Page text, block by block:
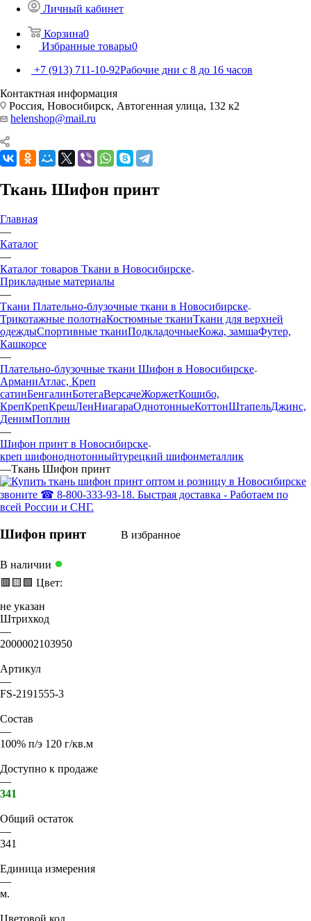
Личный кабинет
Корзина0
Избранные товары0
+7 (913) 711-10-92Рабочие дни с 8 до 16 часов
Контактная информация
Россия, Новосибирск, Автогенная улица, 132 к2
helenshop@mail.ru
Ткань Шифон принт
Главная
—
Каталог
—
Каталог товаров Ткани в Новосибирске
Прикладные материалы
—
Ткани Плательно-блузочные ткани в Новосибирске
Трикотажные полотнаКостюмные тканиТкани для верхней
одеждыСпортивные тканиПодкладочныеКожа, замшаФутер,
Кашкорсе
—
Плательно-блузочные ткани Шифон в Новосибирске
АрманиАтлас, Креп
сатинБенгалинБотегаВерсачеЖоржетКошибо,
КрепКрепКрешЛенНиагараОднотонныеКоттонШтапельДжинс,
ДенимПоплин
—
Шифон принт в Новосибирске
креп шифоноднотонныйтурецкий шифонметаллик
—Ткань Шифон принт
Шифон принт В избранное
В наличии ●
🟥 🟨 🟩 Цвет:
не указан
Штрихкод
—
2000002103950
Артикул
—
FS-2191555-3
Состав
—
100% п/э 120 г/кв.м
Доступно к продаже
—
341
Общий остаток
—
341
Единица измерения
—
м.